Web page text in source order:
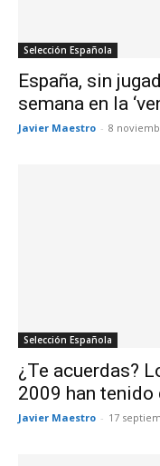
Selección Española
España, sin
semana en la
Javier Maestro - 8
Selección Española
¿Te acuerdas?
2009 han tenido
Javier Maestro - 17